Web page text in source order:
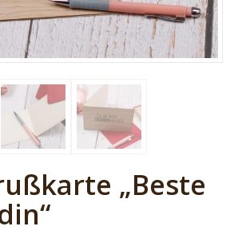
„Beste